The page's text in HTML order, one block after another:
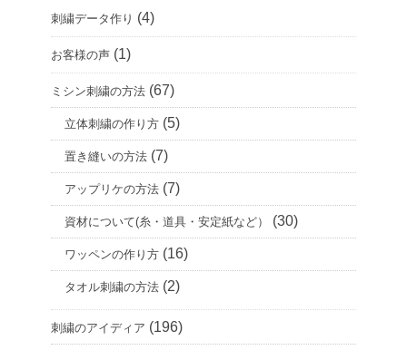
ブ
刺繍データ作り (4)
お客様の声 (1)
ミシン刺繍の方法 (67)
立体刺繍の作り方 (5)
置き縫いの方法 (7)
アップリケの方法 (7)
資材について(糸・道具・安定紙など） (30)
ワッペンの作り方 (16)
タオル刺繍の方法 (2)
刺繍のアイディア (196)